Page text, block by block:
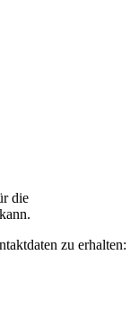
die
zu erhalten: